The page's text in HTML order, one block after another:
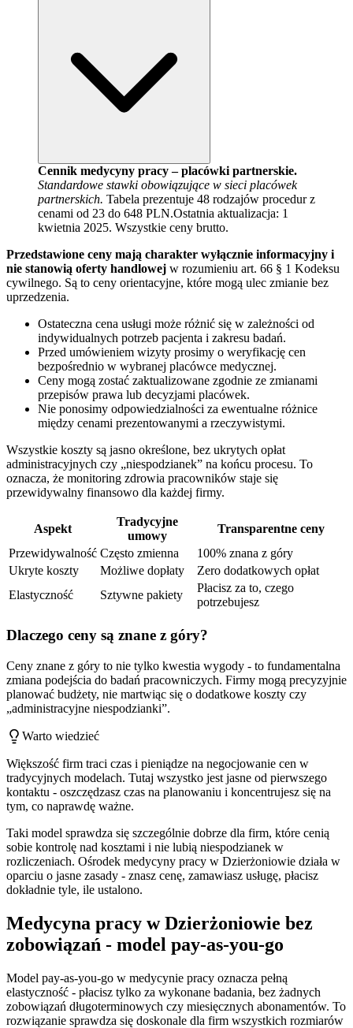
Cennik medycyny pracy – placówki partnerskie.
Standardowe stawki obowiązujące w sieci placówek
partnerskich. Tabela prezentuje 48 rodzajów procedur z
cenami od 23 do 648 PLN.Ostatnia aktualizacja: 1
kwietnia 2025. Wszystkie ceny brutto.
Przedstawione ceny mają charakter wyłącznie informacyjny i
nie stanowią oferty handlowej w rozumieniu art. 66 § 1 Kodeksu
cywilnego. Są to ceny orientacyjne, które mogą ulec zmianie bez
uprzedzenia.
Ostateczna cena usługi może różnić się w zależności od
indywidualnych potrzeb pacjenta i zakresu badań.
Przed umówieniem wizyty prosimy o weryfikację cen
bezpośrednio w wybranej placówce medycznej.
Ceny mogą zostać zaktualizowane zgodnie ze zmianami
przepisów prawa lub decyzjami placówek.
Nie ponosimy odpowiedzialności za ewentualne różnice
między cenami prezentowanymi a rzeczywistymi.
Wszystkie koszty są jasno określone, bez ukrytych opłat
administracyjnych czy „niespodzianek” na końcu procesu. To
oznacza, że monitoring zdrowia pracowników staje się
przewidywalny finansowo dla każdej firmy.
Aspekt
Tradycyjne
umowy
Transparentne ceny
Przewidywalność Często zmienna
100% znana z góry
Ukryte koszty
Możliwe dopłaty
Zero dodatkowych opłat
Elastyczność
Sztywne pakiety
Płacisz za to, czego
potrzebujesz
Dlaczego ceny są znane z góry?
Ceny znane z góry to nie tylko kwestia wygody - to fundamentalna
zmiana podejścia do badań pracowniczych. Firmy mogą precyzyjnie
planować budżety, nie martwiąc się o dodatkowe koszty czy
„administracyjne niespodzianki”.
Warto wiedzieć
Większość firm traci czas i pieniądze na negocjowanie cen w
tradycyjnych modelach. Tutaj wszystko jest jasne od pierwszego
kontaktu - oszczędzasz czas na planowaniu i koncentrujesz się na
tym, co naprawdę ważne.
Taki model sprawdza się szczególnie dobrze dla firm, które cenią
sobie kontrolę nad kosztami i nie lubią niespodzianek w
rozliczeniach. Ośrodek medycyny pracy w Dzierżoniowie działa w
oparciu o jasne zasady - znasz cenę, zamawiasz usługę, płacisz
dokładnie tyle, ile ustalono.
Medycyna pracy w Dzierżoniowie bez
zobowiązań - model pay-as-you-go
Model pay-as-you-go w medycynie pracy oznacza pełną
elastyczność - płacisz tylko za wykonane badania, bez żadnych
zobowiązań długoterminowych czy miesięcznych abonamentów. To
rozwiązanie sprawdza się doskonale dla firm wszystkich rozmiarów